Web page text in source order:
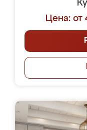
Цена: от